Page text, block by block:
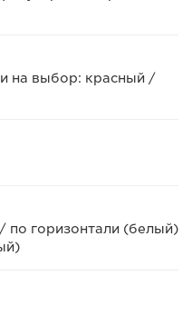
на выбор: красный /
по горизонтали (белый)